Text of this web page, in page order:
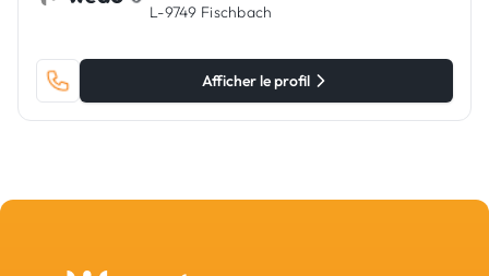
L-9749 Fischbach
Afficher le profil